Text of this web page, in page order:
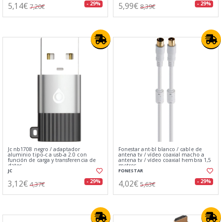
5,14€ 7,20€ - 29% 5,99€ 8,39€ - 29%
Jc nb1708 negro / adaptador
aluminio tipo-c a usb-a 2.0 con
función de carga y transferencia de
datos
JC
3,12€ 4,37€ - 29%
Fonestar ant-bl blanco / cable de
antena tv / vídeo coaxial macho a
antena tv / vídeo coaxial hembra 1,5
metros
FONESTAR
4,02€ 5,63€ - 29%